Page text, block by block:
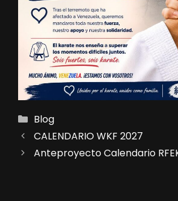
Categorías
Blog
CALENDARIO WKF 2027
Anteproyecto Calendario